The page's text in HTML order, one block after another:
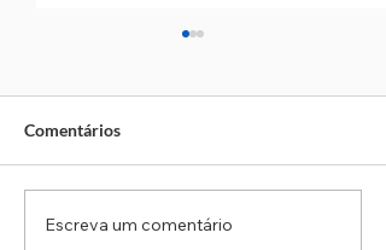
Correios: Operação da PM
Comentários
Escreva um comentário